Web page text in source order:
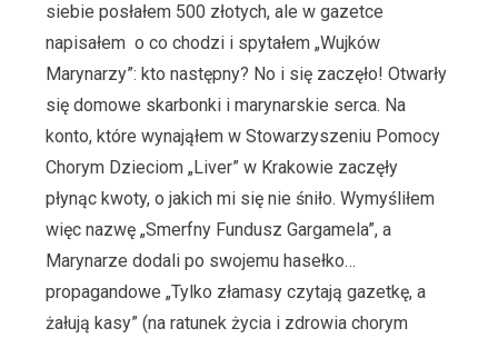
siebie posłałem 500 złotych, ale w gazetce
napisałem o co chodzi i spytałem „Wujków
Marynarzy”: kto następny? No i się zaczęło! Otwarły
się domowe skarbonki i marynarskie serca. Na
konto, które wynająłem w Stowarzyszeniu Pomocy
Chorym Dzieciom „Liver” w Krakowie zaczęły
płynąc kwoty, o jakich mi się nie śniło. Wymyśliłem
więc nazwę „Smerfny Fundusz Gargamela”, a
Marynarze dodali po swojemu hasełko…
propagandowe „Tylko złamasy czytają gazetkę, a
żałują kasy” (na ratunek życia i zdrowia chorym